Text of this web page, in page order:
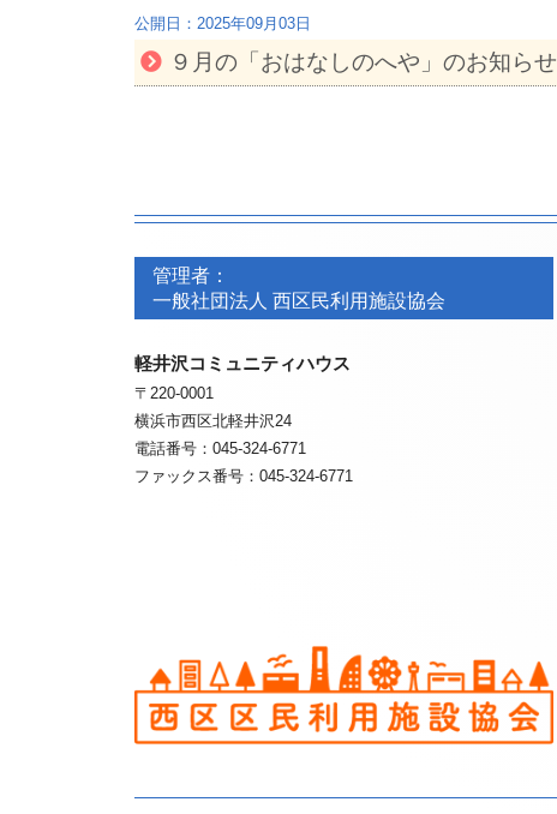
2025年09月03日
９月の「おはなしのへや」のお知らせ
ナ
ビ
ゲ
ー
シ
ッ
タ
ー・
コ
ン
テ
ッ
タ
ー・
コ
ン
管理者：
一般社団法人 西区民利用施設協会
軽井沢コミュニティハウス
〒220-0001
横浜市西区北軽井沢24
電話番号：045-324-6771
ファックス番号：045-324-6771